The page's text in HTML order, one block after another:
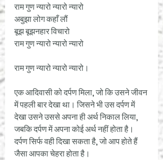
राम गुण न्यारो न्यारो न्यारो
अबुझा लोग कहाँ लौं
बूझ बूझनहार विचारो
राम गुण न्यारो न्यारो न्यारो
राम गुण न्यारो न्यारो न्यारो।
एक आदिवासी को दर्पण मिला, जो कि उसने जीवन
में पहली बार देखा था। जिसने भी उस दर्पण में
देखा उसने उससे अपना ही अर्थ निकाल लिया,
जबकि दर्पण में अपना कोई अर्थ नहीं होता है।
दर्पण सिर्फ वही दिखा सकता है, जो आप होते हैं
जैसा आपका चेहरा होता है।